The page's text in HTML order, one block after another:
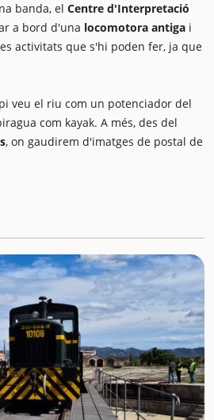
banda, el Centre d'Interpretació
a bord d'una locomotora antiga i
activitats que s'hi poden fer, ja que
veu el riu com un potenciador del
com kayak. A més, des del
, on gaudirem d'imatges de postal de